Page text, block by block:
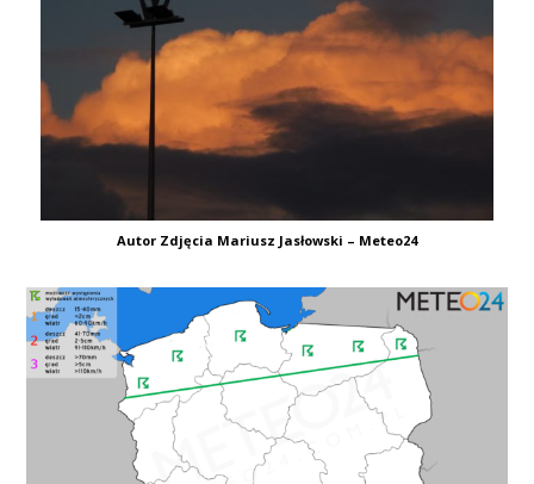
Autor Zdjęcia Mariusz Jasłowski – Meteo24